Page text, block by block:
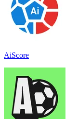
AiScore